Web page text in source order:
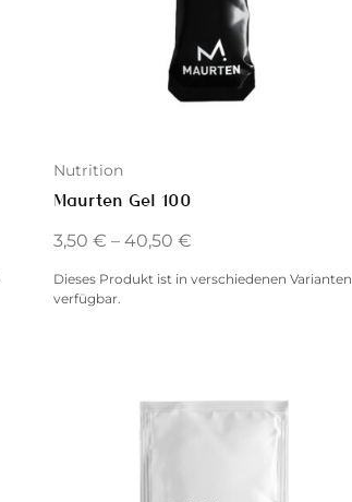
Nutrition
Maurten Gel 100
3,50 € – 40,50 €
Dieses Produkt ist in verschiedenen Varianten
verfügbar.